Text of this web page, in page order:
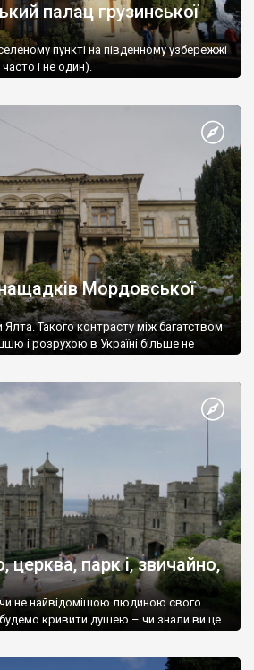
палац грузинської
пункті на південному узбережжі
і не один).
Мордовської
Ялта. Такого контрасту між багатством
і розрухою в Україні більше не
церква, парк і, звичайно,
не найвідомішою людиною свого
кривити душею – чи знали ви це